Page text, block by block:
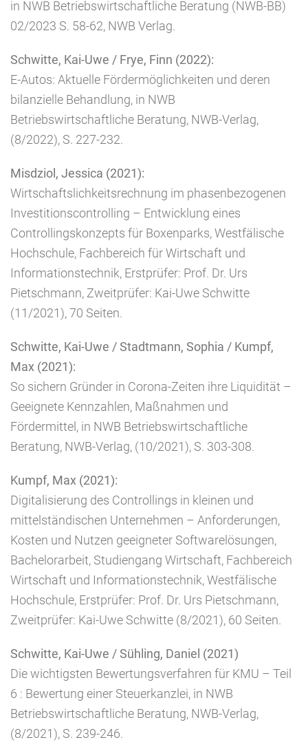
in NWB Betriebswirtschaftliche Beratung (NWB-BB)
02/2023 S. 58-62, NWB Verlag.
Schwitte, Kai-Uwe / Frye, Finn (2022):
E-Autos: Aktuelle Fördermöglichkeiten und deren
bilanzielle Behandlung, in NWB
Betriebswirtschaftliche Beratung, NWB-Verlag,
(8/2022), S. 227-232.
Misdziol, Jessica (2021):
Wirtschaftslichkeitsrechnung im phasenbezogenen
Investitionscontrolling – Entwicklung eines
Controllingskonzepts für Boxenparks, Westfälische
Hochschule, Fachbereich für Wirtschaft und
Informationstechnik, Erstprüfer: Prof. Dr. Urs
Pietschmann, Zweitprüfer: Kai-Uwe Schwitte
(11/2021), 70 Seiten.
Schwitte, Kai-Uwe / Stadtmann, Sophia / Kumpf,
Max (2021):
So sichern Gründer in Corona-Zeiten ihre Liquidität –
Geeignete Kennzahlen, Maßnahmen und
Fördermittel, in NWB Betriebswirtschaftliche
Beratung, NWB-Verlag, (10/2021), S. 303-308.
Kumpf, Max (2021):
Digitalisierung des Controllings in kleinen und
mittelständischen Unternehmen – Anforderungen,
Kosten und Nutzen geeigneter Softwarelösungen,
Bachelorarbeit, Studiengang Wirtschaft, Fachbereich
Wirtschaft und Informationstechnik, Westfälische
Hochschule, Erstprüfer: Prof. Dr. Urs Pietschmann,
Zweitprüfer: Kai-Uwe Schwitte (8/2021), 60 Seiten.
Schwitte, Kai-Uwe / Sühling, Daniel (2021)
Die wichtigsten Bewertungsverfahren für KMU – Teil
6 : Bewertung einer Steuerkanzlei, in NWB
Betriebswirtschaftliche Beratung, NWB-Verlag,
(8/2021), S. 239-246.